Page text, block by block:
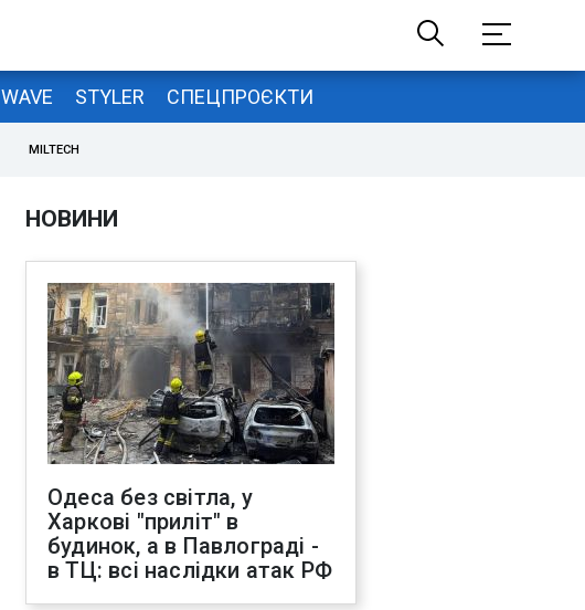
WAVE STYLER СПЕЦПРОЄКТИ
MILTECH
НОВИНИ
Одеса без світла, у
Харкові "приліт" в
будинок, а в Павлограді -
в ТЦ: всі наслідки атак РФ